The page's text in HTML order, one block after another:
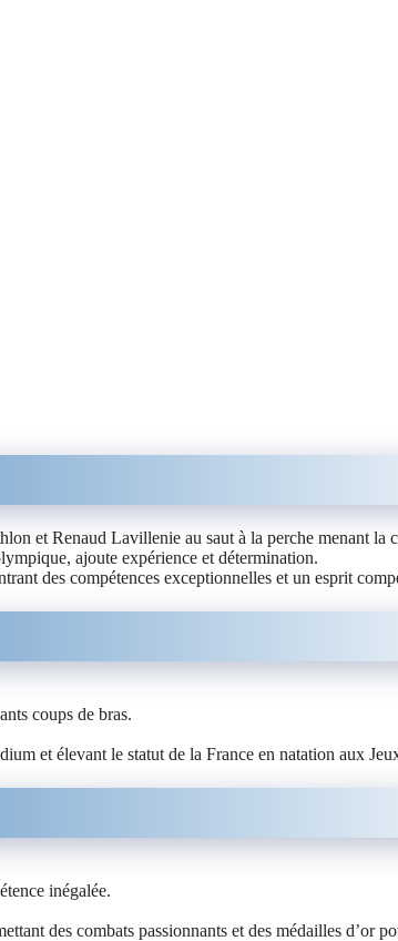
et Renaud Lavillenie au saut à la perche menant la
ajoute expérience et détermination.
des compétences exceptionnelles et un esprit
coups de bras.
et élevant le statut de la France en natation aux
inégalée.
des combats passionnants et des médailles d’or